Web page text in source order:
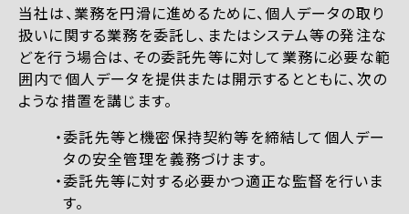
当社は、業務を円滑に進めるために、個人データの取り
扱いに関する業務を委託し、またはシステム等の発注な
どを行う場合は、その委託先等に対して業務に必要な範
囲内で個人データを提供または開示するとともに、次の
ような措置を講じます。
委託先等と機密保持契約等を締結して個人デー
タの安全管理を義務づけます。
委託先等に対する必要かつ適正な監督を行いま
す。